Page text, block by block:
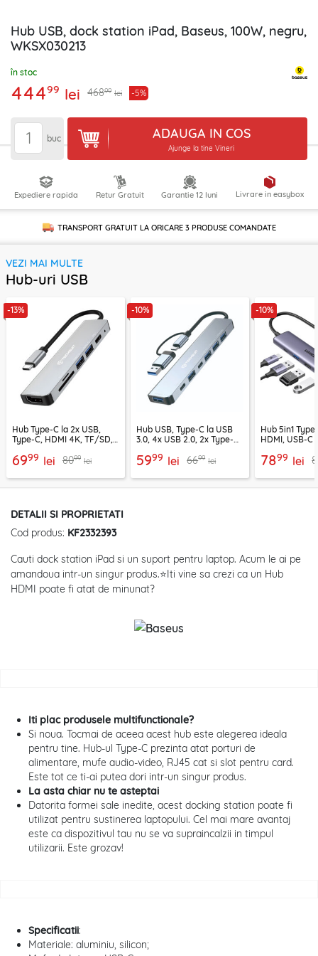
Hub USB, dock station iPad, Baseus, 100W, negru,
WKSX030213
în stoc
44499 lei 46899 lei -5%
buc ADAUGA IN COS
Ajunge la tine Vineri
Expediere rapida Retur Gratuit Garantie 12 luni Livrare in easybox
TRANSPORT GRATUIT LA ORICARE 3 PRODUSECOMANDATE
VEZI MAI MULTE
Hub-uri USB
-13%
Hub Type-C la 2x USB,
Type-C, HDMI 4K, TF/SD,
6999 lei 8099 lei
-10%
Hub USB, Type-C la USB
3.0, 4x USB 2.0, 2x Type-C
5999 lei 6699 lei
-10%
Hub 5in1
HDMI, USB-C
7899 lei
DETALII SI PROPRIETATI
Cod produs: KF2332393
Cauti dock station iPad si un suport pentru laptop. Acum le ai pe
amandoua intr-un singur produs.⭐Iti vine sa crezi ca un Hub
HDMI poate fi atat de minunat?
Iti plac produsele multifunctionale?
Si noua. Tocmai de aceea acest hub este alegerea ideala
pentru tine. Hub-ul Type-C prezinta atat porturi de
alimentare, mufe audio-video, RJ45 cat si slot pentru card.
Este tot ce ti-ai putea dori intr-un singur produs.
La asta chiar nu te asteptai
Datorita formei sale inedite, acest docking station poate fi
utilizat pentru sustinerea laptopului. Cel mai mare avantaj
este ca dispozitivul tau nu se va supraincalzii in timpul
utilizarii. Este grozav!
Specificatii:
Materiale: aluminiu, silicon;